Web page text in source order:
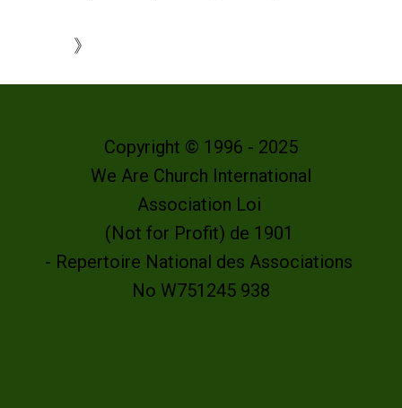
》
Copyright © 1996 - 2025
We Are Church International
Association Loi
(Not for Profit) de 1901
- Repertoire National des Associations
No W751245 938